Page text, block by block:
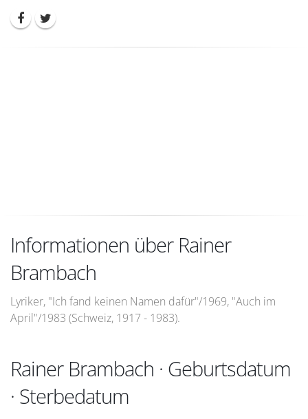
Informationen über Rainer
Brambach
Lyriker, "Ich fand keinen Namen dafür"/1969, "Auch im
April"/1983 (Schweiz, 1917 - 1983).
Rainer Brambach · Geburtsdatum
· Sterbedatum